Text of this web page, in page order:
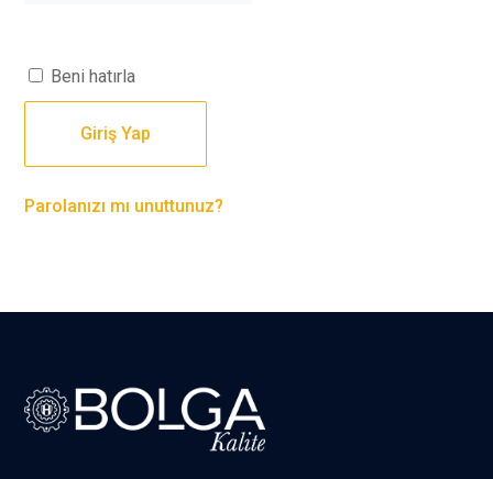
Beni hatırla
Giriş Yap
Parolanızı mı unuttunuz?